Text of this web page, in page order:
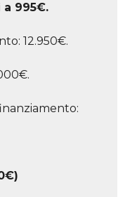
a 995€.
12.950€.